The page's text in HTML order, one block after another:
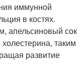
иммунной
в костях.
апельсиновый сок
таким
развитие